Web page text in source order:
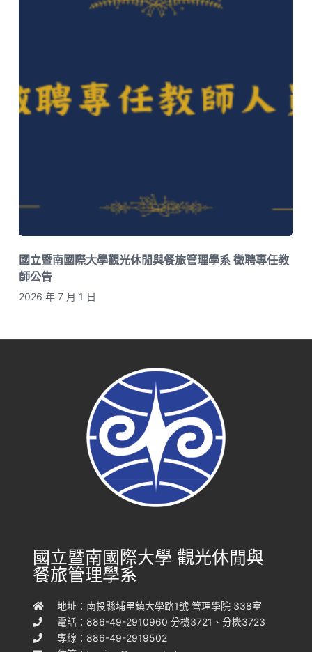
國立暨南國際大學觀光休閒與餐旅管理學系 徵聘專任教
師公告
2026 年 7 月 1 日
國立暨南國際大學 觀光休閒與
餐旅管理學系
地址：南投縣埔里鎮大學路1號 管理學院 338室
電話：886-49-2910960 分機3721、分機3723
專線：886-49-2919502